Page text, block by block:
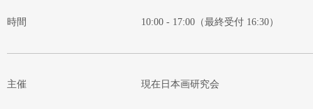
時間 10:00 - 17:00（最終受付 16:30）
主催 現在日本画研究会